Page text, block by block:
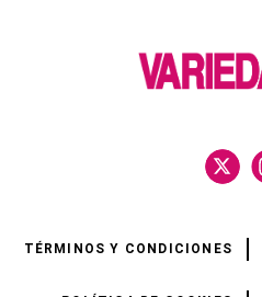
TÉRMINOS Y CONDICIONES